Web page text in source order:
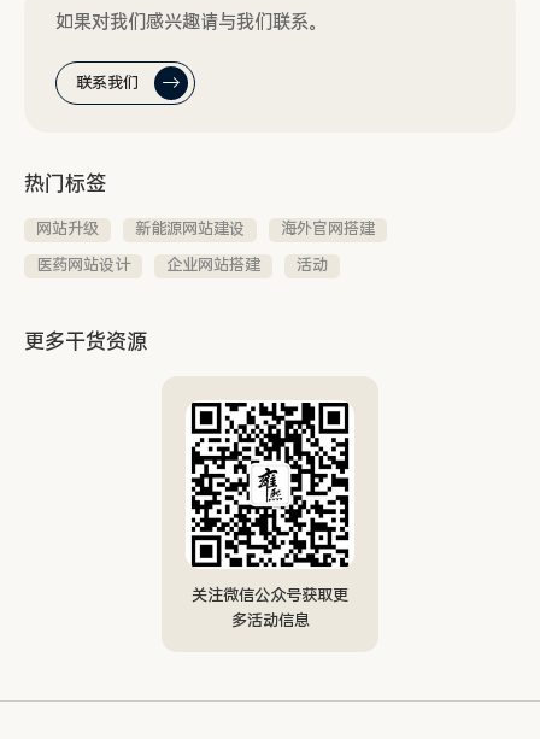
如果对我们感兴趣请与我们联系。
联系我们
热门标签
网站升级 新能源网站建设
海外官网搭建
医药网站设计
企业网站搭建 活动
更多干货资源
关注微信公众号获取更
多活动信息